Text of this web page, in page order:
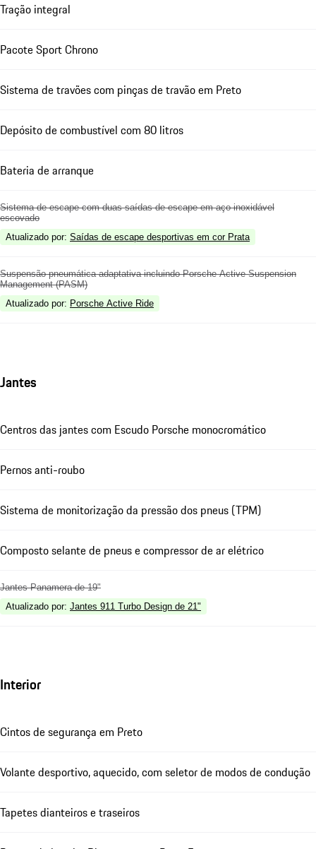
Tração integral
Pacote Sport Chrono
Sistema de travões com pinças de travão em Preto
Depósito de combustível com 80 litros
Bateria de arranque
Sistema de escape com duas saídas de escape em aço inoxidável
escovado
Atualizado por: Saídas de escape desportivas em cor Prata
Suspensão pneumática adaptativa incluindo Porsche Active Suspension
Management (PASM)
Atualizado por: Porsche Active Ride
Jantes
Centros das jantes com Escudo Porsche monocromático
Pernos anti-roubo
Sistema de monitorização da pressão dos pneus (TPM)
Composto selante de pneus e compressor de ar elétrico
Jantes Panamera de 19"
Atualizado por: Jantes 911 Turbo Design de 21"
Interior
Cintos de segurança em Preto
Volante desportivo, aquecido, com seletor de modos de condução
Tapetes dianteiros e traseiros